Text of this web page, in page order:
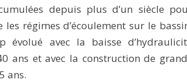
depuis plus d’un siècle
régimes d’écoulement sur le
évolué avec la baisse
ans et avec la construction de
ans.